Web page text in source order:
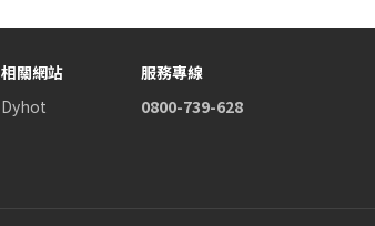
相關網站
Dyhot
服務專線
0800-739-628